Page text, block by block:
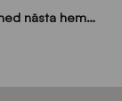
Ståplats södra färgas blåsvart i samband med nästa hemmamatch